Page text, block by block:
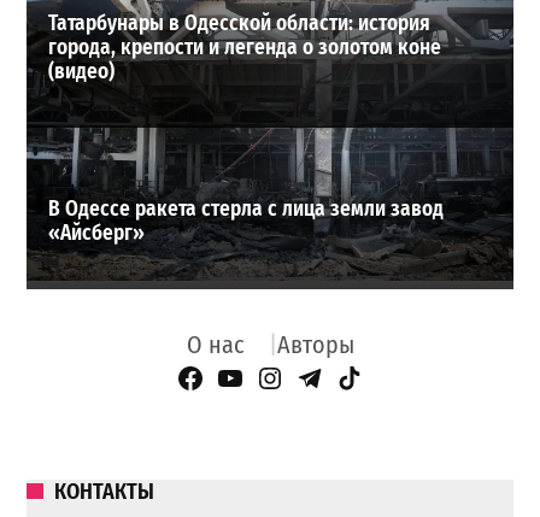
Татарбунары в Одесской области: история
города, крепости и легенда о золотом коне
(видео)
В Одессе ракета стерла с лица земли завод
«Айсберг»
О нас Авторы
Facebook Page
YouTube
Instagram
Telegram
TikTok
КОНТАКТЫ